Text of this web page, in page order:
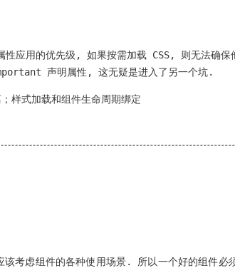
性应用的优先级, 如果按需加载 CSS, 则无法确
声明属性, 这无疑是进入了另一个坑.
样式加载和组件生命周期绑定
考虑组件的各种使用场景. 所以一个好的组件